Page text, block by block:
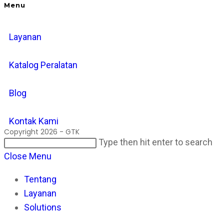
Menu
Layanan
Katalog Peralatan
Blog
Kontak Kami
Copyright 2026 - GTK
Search
this
Type then hit enter to search
Close Menu
Tentang
Layanan
Solutions